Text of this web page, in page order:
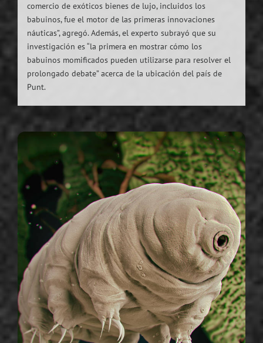
comercio de exóticos bienes de lujo, incluidos los
babuinos, fue el motor de las primeras innovaciones
náuticas”, agregó. Además, el experto subrayó que su
investigación es “la primera en mostrar cómo los
babuinos momificados pueden utilizarse para resolver el
prolongado debate” acerca de la ubicación del país de
Punt.